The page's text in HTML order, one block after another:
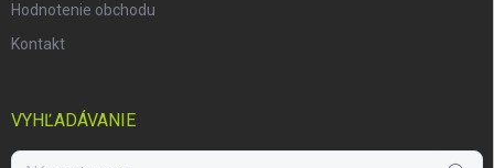
Hodnotenie obchodu
Kontakt
VYHĽADÁVANIE